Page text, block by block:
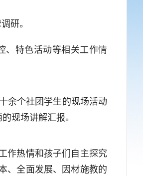
研。
特色活动等相关工作情
余个社团学生的现场活动
现场讲解汇报。
作热情和孩子们自主探究
、全面发展、因材施教的